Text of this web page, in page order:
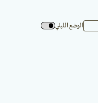
الوضع الليلي